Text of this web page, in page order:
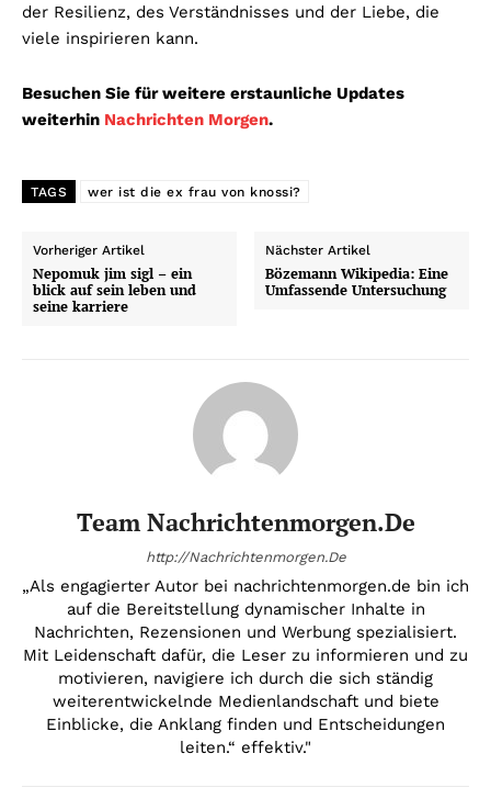
der Resilienz, des Verständnisses und der Liebe, die
viele inspirieren kann.
Besuchen Sie für weitere erstaunliche Updates
weiterhin Nachrichten Morgen.
TAGS wer ist die ex frau von knossi?
Vorheriger Artikel
Nepomuk jim sigl – ein
blick auf sein leben und
seine karriere
Nächster Artikel
Bözemann Wikipedia: Eine
Umfassende Untersuchung
Team Nachrichtenmorgen.de
http://Nachrichtenmorgen.De
„Als engagierter Autor bei nachrichtenmorgen.de bin ich
auf die Bereitstellung dynamischer Inhalte in
Nachrichten, Rezensionen und Werbung spezialisiert.
Mit Leidenschaft dafür, die Leser zu informieren und zu
motivieren, navigiere ich durch die sich ständig
weiterentwickelnde Medienlandschaft und biete
Einblicke, die Anklang finden und Entscheidungen
leiten.“ effektiv."